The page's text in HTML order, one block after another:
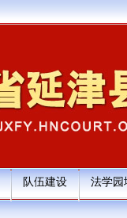
队伍建设 法学园